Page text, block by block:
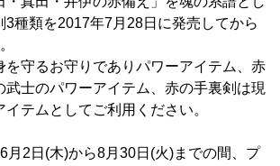
3種類を2017年7月28日に発売してから
を守るお守りでありパワーアイテム、赤
武士のパワーアイテム、赤の手裏剣は現
テムとしてご利用ください。
月2日(木)から8月30日(火)までの間、プ